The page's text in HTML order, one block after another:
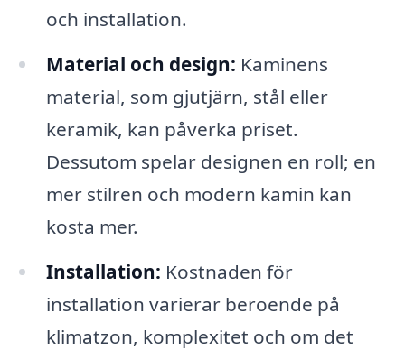
och installation.
Material och design: Kaminens
material, som gjutjärn, stål eller
keramik, kan påverka priset.
Dessutom spelar designen en roll; en
mer stilren och modern kamin kan
kosta mer.
Installation: Kostnaden för
installation varierar beroende på
klimatzon, komplexitet och om det